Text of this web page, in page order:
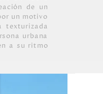
de un
un motivo
texturizada
urbana
a su ritmo